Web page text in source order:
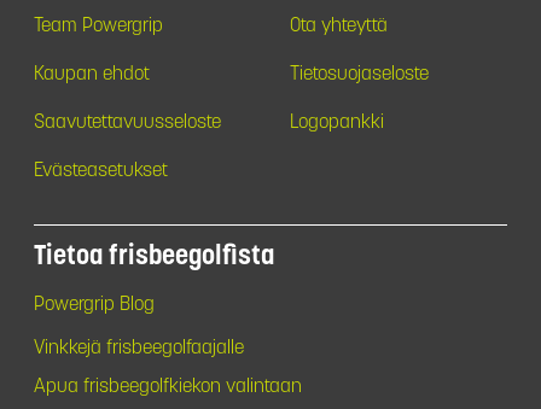
Team Powergrip Ota yhteyttä
Kaupan ehdot Tietosuojaseloste
Saavutettavuusseloste Logopankki
Evästeasetukset
Tietoa frisbeegolfista
Powergrip Blog
Vinkkejä frisbeegolfaajalle
Apua frisbeegolfkiekon valintaan